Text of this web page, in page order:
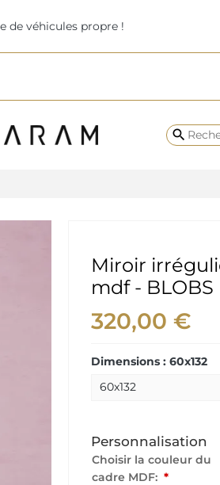
de véhicules propre !
search
Miroir
mdf - BLOBS
320,00 €
Dimensions : 60x132
Personnalisation
Choisir la couleur du
cadre MDF: *